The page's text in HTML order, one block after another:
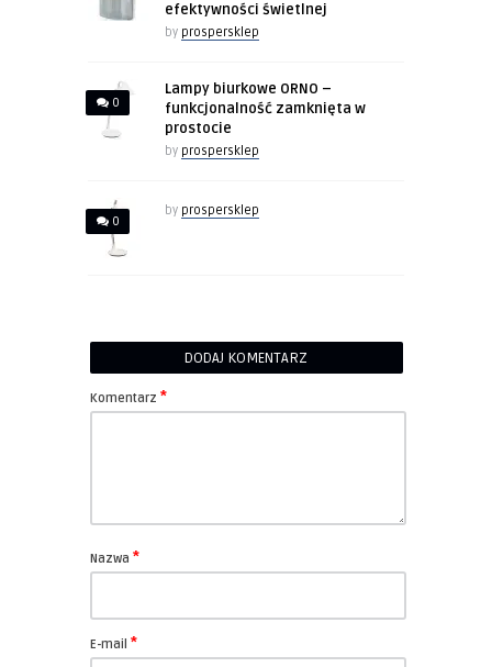
efektywności świetlnej
by prospersklep
0
Lampy biurkowe ORNO –
funkcjonalność zamknięta w
prostocie
by prospersklep
0
by prospersklep
DODAJ KOMENTARZ
Komentarz *
Nazwa *
E-mail *